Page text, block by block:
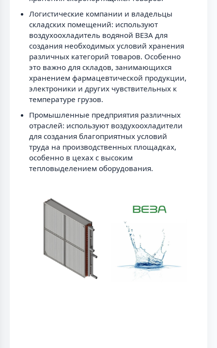
Логистические компании и владельцы
складских помещений: используют
воздухоохладитель водяной ВЕЗА для
создания необходимых условий хранения
различных категорий товаров. Особенно
это важно для складов, занимающихся
хранением фармацевтической продукции,
электроники и других чувствительных к
температуре грузов.
Промышленные предприятия различных
отраслей: используют воздухоохладители
для создания благоприятных условий
труда на производственных площадках,
особенно в цехах с высоким
тепловыделением оборудования.